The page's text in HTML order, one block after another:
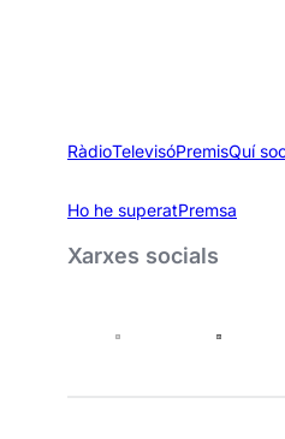
RàdioTelevisóPremisQuí
Ho he superatPremsa
Xarxes socials